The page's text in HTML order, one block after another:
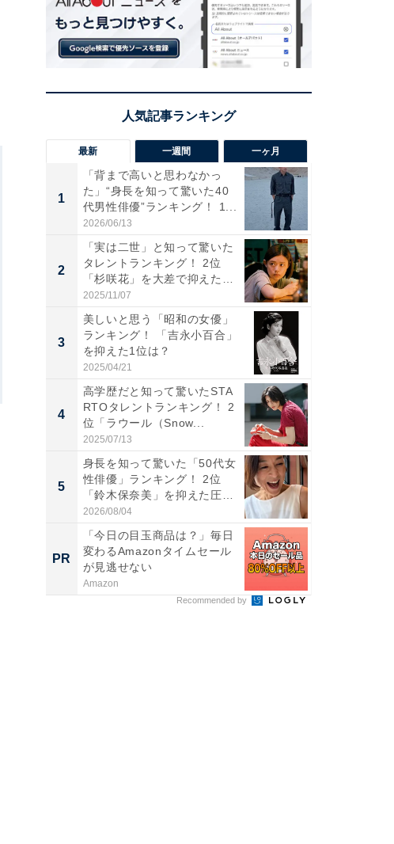
最新 一週間 一ヶ月
1
「背まで高いと思わなかっ
た」“身長を知って驚いた40
代男性俳優”ランキング！ 1...
2026/06/13
2
「実は二世」と知って驚いた
タレントランキング！ 2位
「杉咲花」を大差で抑えた1
位...
2025/11/07
3
美しいと思う「昭和の女優」
ランキング！ 「吉永小百合」
を抑えた1位は？
2025/04/21
4
高学歴だと知って驚いたSTA
RTOタレントランキング！ 2
位「ラウール（Snow...
2025/07/13
5
身長を知って驚いた「50代女
性俳優」ランキング！ 2位
「鈴木保奈美」を抑えた圧
倒...
2026/08/04
PR
「今日の目玉商品は？」毎日
変わるAmazonタイムセール
が見逃せない
Amazon
Recommended by